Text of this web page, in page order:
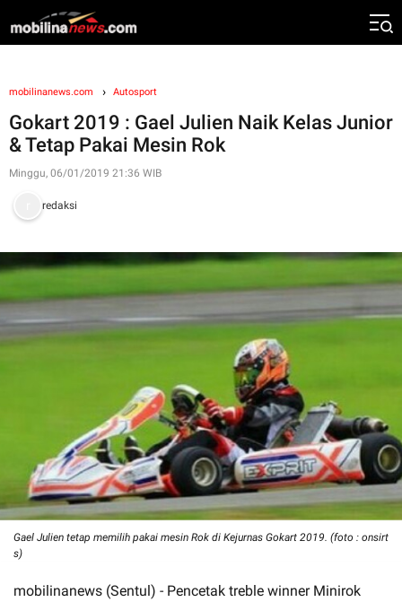
mobilinanews.com Autosport
Gokart 2019 : Gael Julien Naik Kelas Junior
& Tetap Pakai Mesin Rok
Minggu, 06/01/2019 21:36 WIB
redaksi
Gael Julien tetap memilih pakai mesin Rok di Kejurnas Gokart 2019. (foto : onsirt
s)
mobilinanews (Sentul) - Pencetak treble winner Minirok